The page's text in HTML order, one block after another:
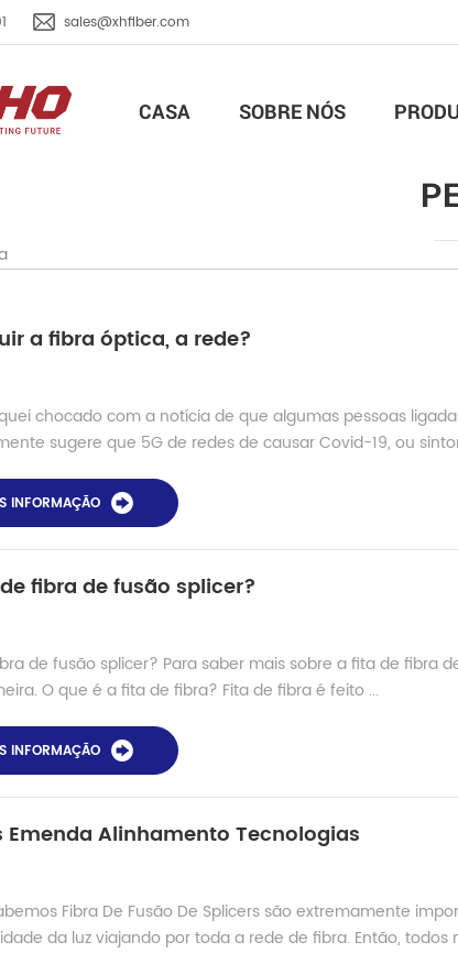
sales@xhfiber.com
CASA SOBRE NÓS
a fibra óptica, a rede?
chocado com a notícia de que algumas pessoas
sugere que 5G de redes de causar Covid-19, ou
INFORMAÇÃO
fibra de fusão splicer?
de fusão splicer? Para saber mais sobre a fita de fibra
O que é a fita de fibra? Fita de fibra é feito ...
INFORMAÇÃO
Emenda Alinhamento Tecnologias
Fibra De Fusão De Splicers são extremamente
da luz viajando por toda a rede de fibra. Então, todos